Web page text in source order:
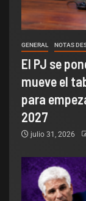
GENERAL NOTAS
El PJ se
mueve el
para
2027
julio 31, 2026